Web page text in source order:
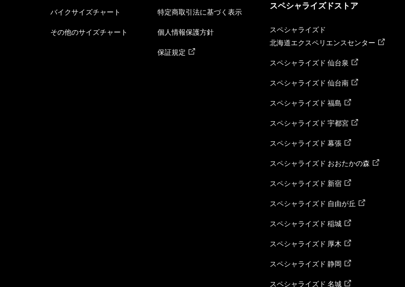
バイクサイズチャート
その他のサイズチャート
特定商取引法に基づく表示
個人情報保護方針
保証規定
スペシャライズドストア
スペシャライズド
北海道エクスペリエンスセンター
スペシャライズド 仙台泉
スペシャライズド 仙台南
スペシャライズド 福島
スペシャライズド 宇都宮
スペシャライズド 幕張
スペシャライズド おおたかの森
スペシャライズド 新宿
スペシャライズド 自由が丘
スペシャライズド 稲城
スペシャライズド 厚木
スペシャライズド 静岡
スペシャライズド 名城